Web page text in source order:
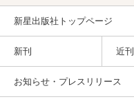
新星出版社トップページ
新刊 近刊
お知らせ・プレスリリース